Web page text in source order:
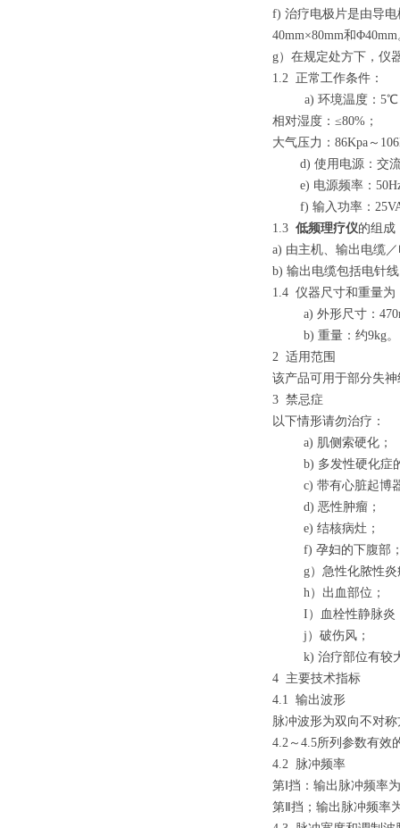
f) 治疗电极片是由导
40mm×80mm和
g）在规定处方下，仪
1.2 正常工作条件：
a) 环境温度：
相对湿度： ≤80%；
大气压力： 86Kpa ～
d) 使用电源：交
e) 电源频率：
f) 输入功率：
1.3 低频理疗仪的组成
a) 由主机、输出电缆
b) 输出电缆包括电针
1.4 仪器尺寸和重量为
a) 外形尺寸：
b) 重量：约9kg。
2 适用范围
该产品可用于部分失
3 禁忌症
以下情形请勿治疗：
a) 肌侧索硬化；
b) 多发性硬化症
c) 带有心脏起博
d) 恶性肿瘤；
e) 结核病灶；
f) 孕妇的下腹部
g） 急性化脓性
h） 出血部位；
I ）
血栓性静脉炎
j ） 破伤风；
k) 治疗部位有较
4 主要技术指标
4.1 输出波形
脉冲波形为双向不对
4.2 ～4.5所列参数有效
4.2 脉冲频率
第Ⅰ挡：输出脉冲频率为
第Ⅱ挡；输出脉冲频率